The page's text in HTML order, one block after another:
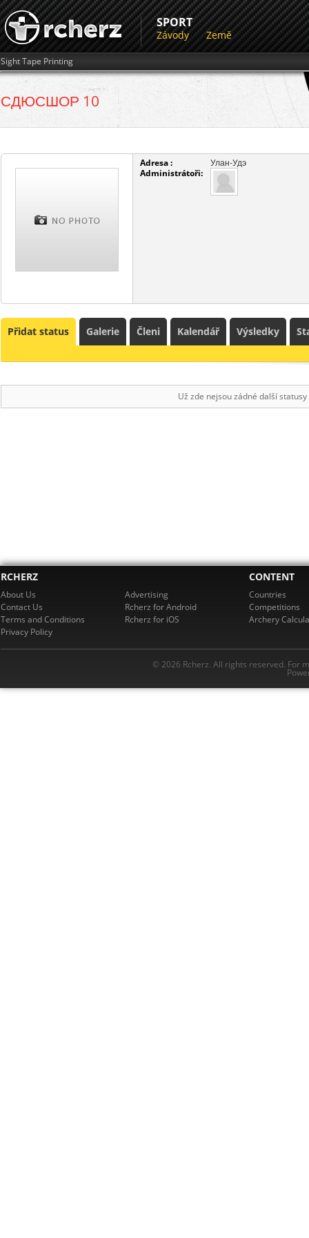
SPORT
Závody Země
Sight Tape Printing
СДЮСШОР 10
Adresa :
Улан-Удэ
Administrátoři:
Přidat status Galerie Členi Kalendář Výsledky
Už zde nejsou zádné další statusy
RCHERZ
About Us
Contact Us
Terms and Conditions
Privacy Policy
Advertising
Rcherz for Android
Rcherz for iOS
CONTENT
Countries
Competitions
Archery
© 2026 Rcherz. All rights reserved. For